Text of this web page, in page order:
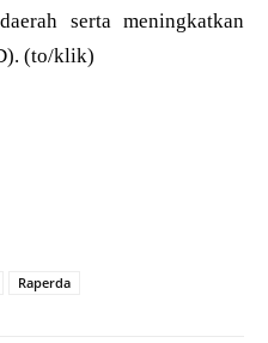
serta meningkatkan
(to/klik)
Raperda